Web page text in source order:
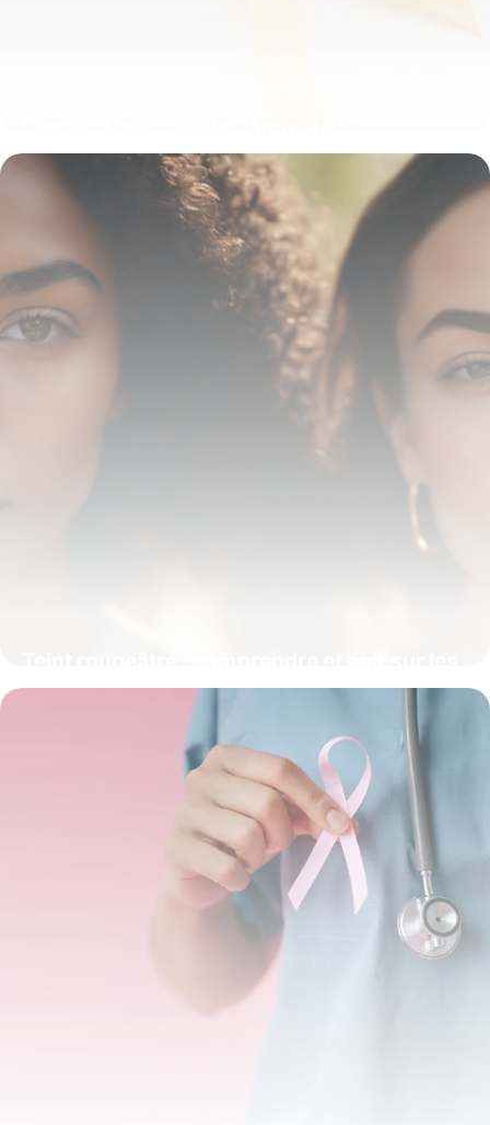
rougeurs du visage